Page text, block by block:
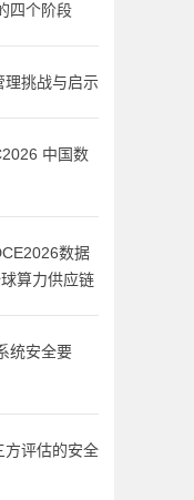
四个阶段
理挑战与启示
中国数
数据
算力供应链
统安全要
方评估的安全